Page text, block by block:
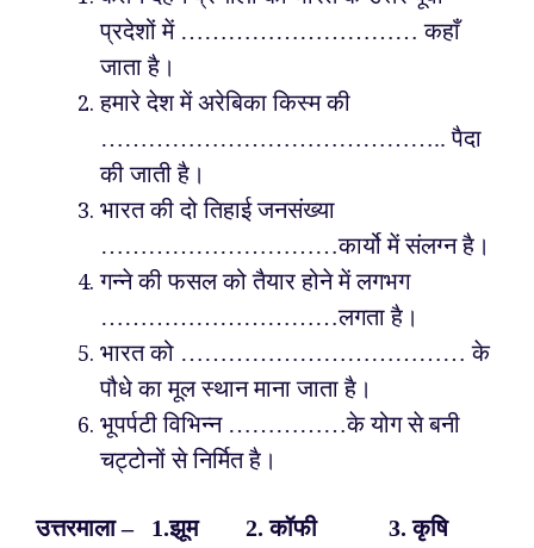
प्रदेशों में ………………………… कहाँ
जाता है।
हमारे देश में अरेबिका किस्म की
…………………………………….. पैदा
की जाती है।
भारत की दो तिहाई जनसंख्या
…………………………कार्यो में संलग्न है।
गन्ने की फसल को तैयार होने में लगभग
…………………………लगता है।
भारत को ……………………………… के
पौधे का मूल स्थान माना जाता है।
भूपर्पटी विभिन्न ……………के योग से बनी
चट्टोनों से निर्मित है।
उत्तरमाला – 1.झूम 2. कॉफी 3. कृषि